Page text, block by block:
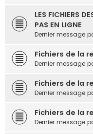
LES FICHIERS
PAS EN LIGNE
Dernier message
Fichiers de la
Dernier message
Fichiers de la
Dernier message
Fichiers de la
Dernier message